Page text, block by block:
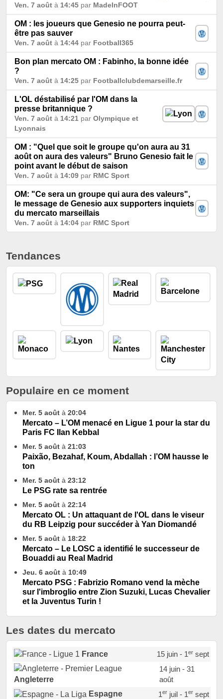
Ven. 7 août à 14:45 par MadeInFOOT
OM : les joueurs que Genesio ne pourra peut-
être pas sauver
Ven. 7 août à 14:44 par Football365
Bon plan mercato OM : Fabinho, la bonne idée
?
Ven. 7 août à 14:25 par Footballclubdemarseille.fr
L'OL déstabilisé par l'OM dans la
presse britannique ?
Ven. 7 août à 14:21 par Olympique et
Lyonnais
OM : "Quel que soit le groupe qu'on aura au 31
août on aura des valeurs" Bruno Genesio fait le
point avant le début de saison
Ven. 7 août à 14:09 par RMC Sport
OM: "Ce sera un groupe qui aura des valeurs",
le message de Genesio aux supporters inquiets
du mercato marseillais
Ven. 7 août à 14:04 par RMC Sport
Tendances
Populaire en ce moment
Mer. 5 août à 20:04
Mercato – L’OM menacé en Ligue 1 pour la star du
Paris FC Ilan Kebbal
Mer. 5 août à 21:03
Paixão, Bezahaf, Koum, Abdallah : l’OM hausse le
ton
Mer. 5 août à 23:12
Le PSG rate sa rentrée
Mer. 5 août à 22:14
Mercato OL : Un attaquant de l'OL dans le viseur
du RB Leipzig pour succéder à Yan Diomandé
Mer. 5 août à 18:22
Mercato – Le LOSC a identifié le successeur de
Bouaddi au Real Madrid
Jeu. 6 août à 10:49
Mercato PSG : Fabrizio Romano vend la mèche
sur l'imbroglio entre Zion Suzuki, Lucas Chevalier
et la Juventus Turin !
Les dates du mercato
France 15 juin - 1ersept
Angleterre
14 juin - 31
août
Espagne
1erjuil - 1ersept